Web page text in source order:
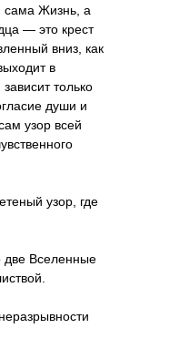
сама Жизнь, а
— это крест
вниз, как
в
только
души и
узор всей
узор, где
две Вселенные